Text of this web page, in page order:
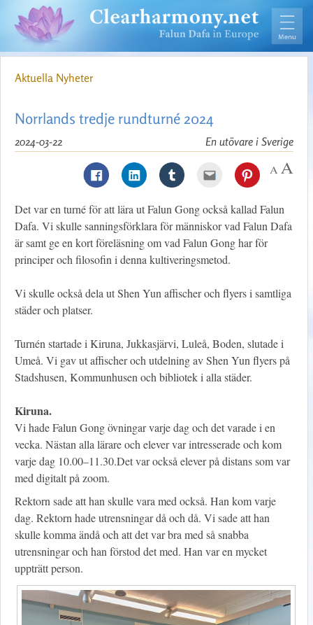
Aktuella Nyheter
Norrlands tredje rundturné 2024
En utövare i Sverige
2024-03-22
Det var en turné för att lära ut Falun Gong också kallad Falun
Dafa. Vi skulle sanningsförklara för människor vad Falun Dafa
är samt ge en kort föreläsning om vad Falun Gong har för
principer och filosofin i denna kultiveringsmetod.
Vi skulle också dela ut Shen Yun affischer och flyers i samtliga
städer och platser.
Turnén startade i Kiruna, Jukkasjärvi, Luleå, Boden, slutade i
Umeå. Vi gav ut affischer och utdelning av Shen Yun flyers på
Stadshusen, Kommunhusen och bibliotek i alla städer.
Kiruna.
Vi hade Falun Gong övningar varje dag och det varade i en
vecka. Nästan alla lärare och elever var intresserade och kom
varje dag 10.00–11.30.Det var också elever på distans som var
med digitalt på zoom.
Rektorn sade att han skulle vara med också. Han kom varje
dag. Rektorn hade utrensningar då och då. Vi sade att han
skulle komma ändå och att det var bra med så snabba
utrensningar och han förstod det med. Han var en mycket
uppträtt person.